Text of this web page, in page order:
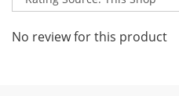
No review for this product